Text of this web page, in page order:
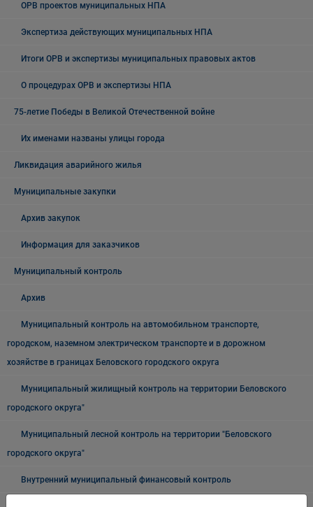
ОРВ проектов муниципальных НПА
Экспертиза действующих муниципальных НПА
Итоги ОРВ и экспертизы муниципальных правовых актов
О процедурах ОРВ и экспертизы НПА
75-летие Победы в Великой Отечественной войне
Их именами названы улицы города
Ликвидация аварийного жилья
Муниципальные закупки
Архив закупок
Информация для заказчиков
Муниципальный контроль
Архив
Муниципальный контроль на автомобильном транспорте,
городском, наземном электрическом транспорте и в дорожном
хозяйстве в границах Беловского городского округа
Муниципальный жилищный контроль на территории Беловского
городского округа"
Муниципальный лесной контроль на территории "Беловского
городского округа"
Внутренний муниципальный финансовый контроль